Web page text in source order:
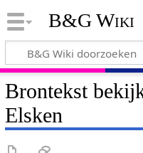
B&G Wiki
Brontekst
Elsken